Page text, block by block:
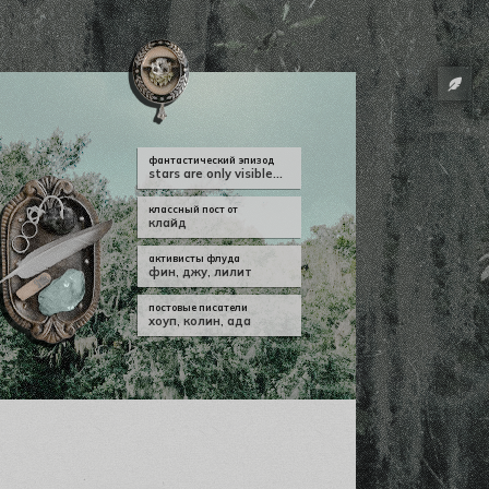
фантастический эпизод
stars are only visible...
классный пост от
клайд
активисты флуда
фин, джу, лилит
постовые писатели
хоуп, колин, ада